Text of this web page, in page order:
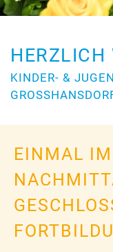
KINDER- &
GROSSHANSDORF
EINMAL